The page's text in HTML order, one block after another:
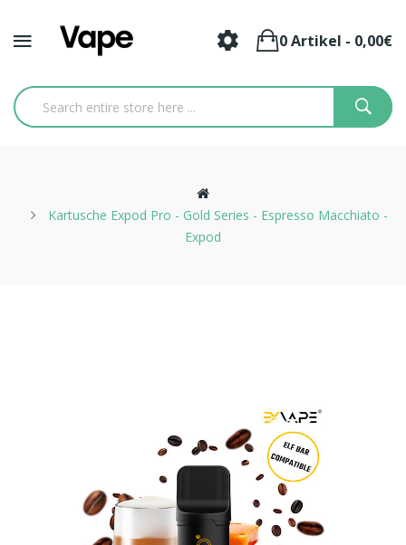
0 Artikel - 0,00€
Kartusche Expod Pro - Gold Series - Espresso Macchiato -
Expod